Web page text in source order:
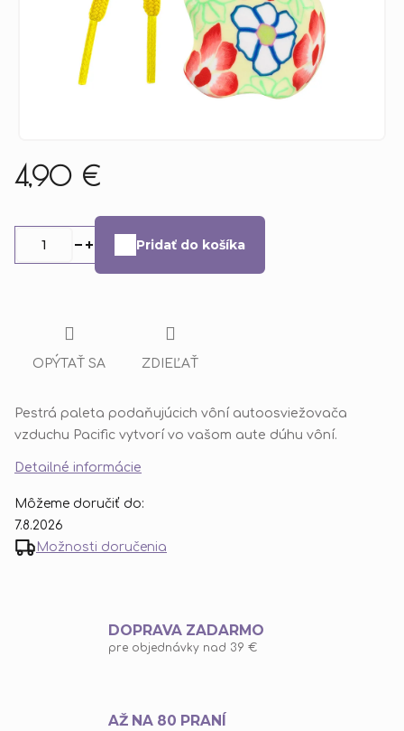
4,90 €
cena:
Môžeme doručiť do:
7.8.2026
Možnosti doručenia
Pridať do košíka
Pestrá paleta podaňujúcich vôní autoosviežovača
vzduchu Pacific vytvorí vo vašom aute dúhu vôní.
Detailné informácie
OPÝTAŤ SA ZDIEĽAŤ
DOPRAVA ZADARMO
pre objednávky nad 39 €
AŽ NA 80 PRANÍ